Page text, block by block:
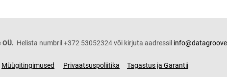
OÜ. Helista numbril +372 53052324 või kirjuta aadressil
Müügitingimused Privaatsuspoliitika Tagastus ja Garantii